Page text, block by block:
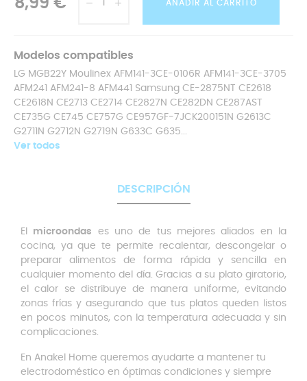
8,99 € AÑADIR AL CARRITO
Modelos compatibles
LG MGB22Y Moulinex AFM141-3CE-0106R AFM141-3CE-3705
AFM241 AFM241-8 AFM441 Samsung CE-2875NT CE2618
CE2618N CE2713 CE2714 CE2827N CE282DN CE287AST
CE735G CE745 CE757G CE957GF-7JCK200151N G2613C
G2711N G2712N G2719N G633C G635...
Ver todos
DESCRIPCIÓN
El microondas es uno de tus mejores aliados en la
cocina, ya que te permite recalentar, descongelar o
preparar alimentos de forma rápida y sencilla en
cualquier momento del día. Gracias a su plato giratorio,
el calor se distribuye de manera uniforme, evitando
zonas frías y asegurando que tus platos queden listos
en pocos minutos, con la temperatura adecuada y sin
complicaciones.
En Anakel Home queremos ayudarte a mantener tu
electrodoméstico en óptimas condiciones y siempre